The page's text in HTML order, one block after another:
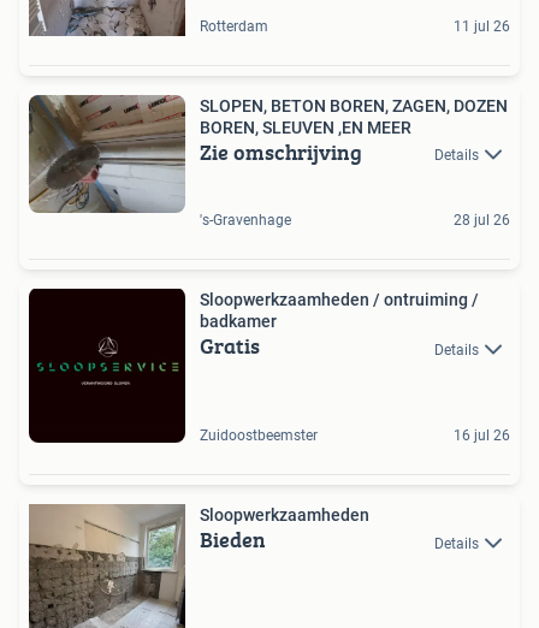
Rotterdam 11 jul 26
SLOPEN, BETON BOREN, ZAGEN, DOZEN
BOREN, SLEUVEN ,EN MEER
Zie omschrijving Details
's-Gravenhage 28 jul 26
Sloopwerkzaamheden / ontruiming /
badkamer
Gratis Details
Zuidoostbeemster 16 jul 26
Sloopwerkzaamheden
Bieden Details